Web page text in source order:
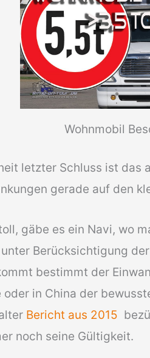
Wohnmobil
letzter Schluss ist das
gerade auf den
gäbe es ein Navi, wo
Berücksichtigung
bestimmt der
in China der
Bericht aus 2015
noch seine Gültigkeit.